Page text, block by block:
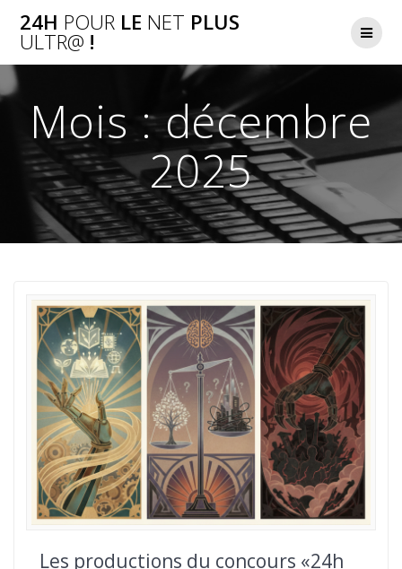
to
24H POUR LE NET PLUS
ULTR@ !
Mois :décembre
2025
Les productions du concours «24h